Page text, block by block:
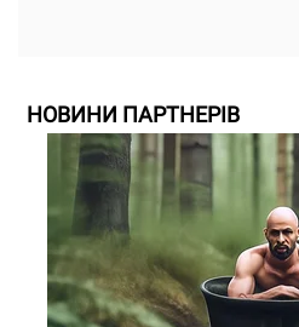
НОВИНИ ПАРТНЕРІВ